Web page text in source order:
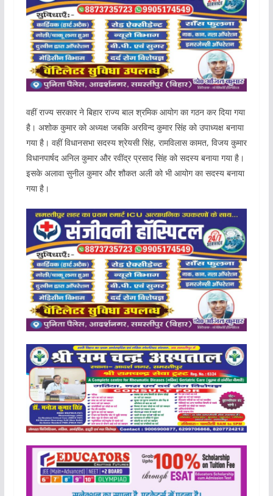
वहीं राज्य सरकार ने बिहार राज्य बाल श्रमिक आयोग का गठन कर दिया गया
है। अशोक कुमार को अध्यक्ष जबकि अरविन्द कुमार सिंह को उपाध्यक्ष बनाया
गया है। वहीं विधानसभा सदस्य श्रेयसी सिंह, रामविलास कामत, विजय कुमार
विधानपार्षद अनिल कुमार और रवींद्र प्रसाद सिंह को सदस्य बनाया गया है।
इसके अलावा सुनील कुमार और शौकत अली को भी आयोग का सदस्य बनाया
गया है।